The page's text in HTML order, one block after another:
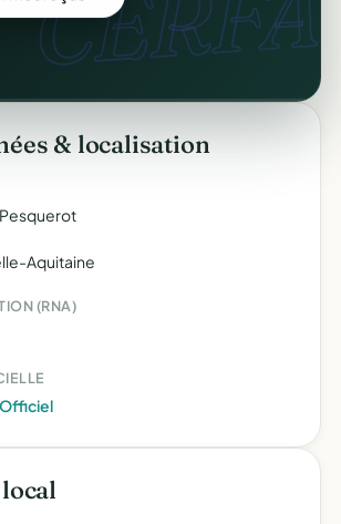
& localisation
Aquitaine
(RNA)
Officiel